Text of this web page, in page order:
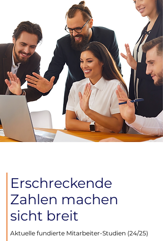
Erschreckende
Zahlen machen
sicht breit
Aktuelle fundierte Mitarbeiter-Studien (24/25)